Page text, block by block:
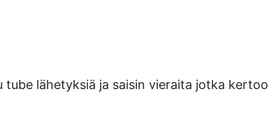
lähetyksiä ja saisin vieraita jotka